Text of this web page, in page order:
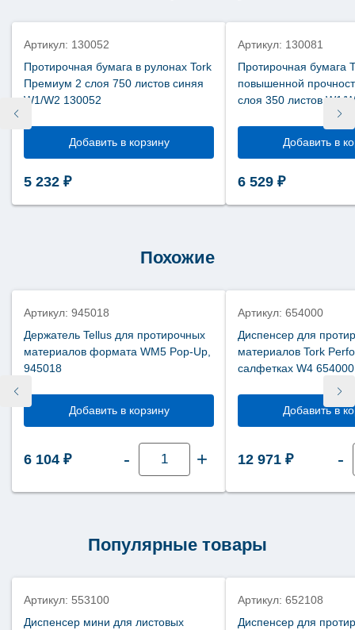
Артикул: 130052
Протирочная бумага в рулонах Tork
Премиум 2 слоя 750 листов синяя
W1/W2 130052
Добавить в корзину
5 232 ₽
Артикул: 130081
Протирочная бумага
повышенной
слоя 350 листов W1/
Добавить в
6 529 ₽
Похожие
Артикул: 945018
Держатель Tellus для протирочных
материалов формата WM5 Pop-Up,
945018
Добавить в корзину
6 104 ₽ -
Количество
товара
Tellus
для
Pop-
Up,
+
Артикул: 654000
Диспенсер для
материалов Tork
салфетках W4 654000
Добавить в
12 971 ₽ -
Популярные товары
Артикул: 553100
Диспенсер мини для листовых
Артикул: 652108
Диспенсер для